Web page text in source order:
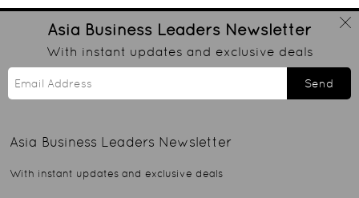
Asia Business Leaders Newsletter
With instant updates and exclusive deals
Send
Asia Business Leaders Newsletter
With instant updates and exclusive deals